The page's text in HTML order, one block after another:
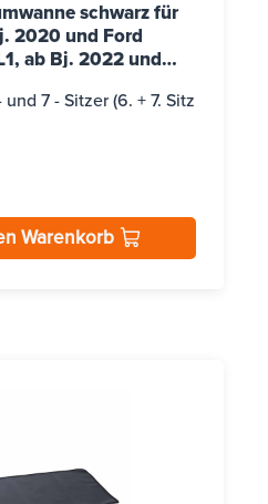
schwarz für
2020 und Ford
ab Bj. 2022 und
7 - Sitzer (6. + 7. Sitz
Warenkorb